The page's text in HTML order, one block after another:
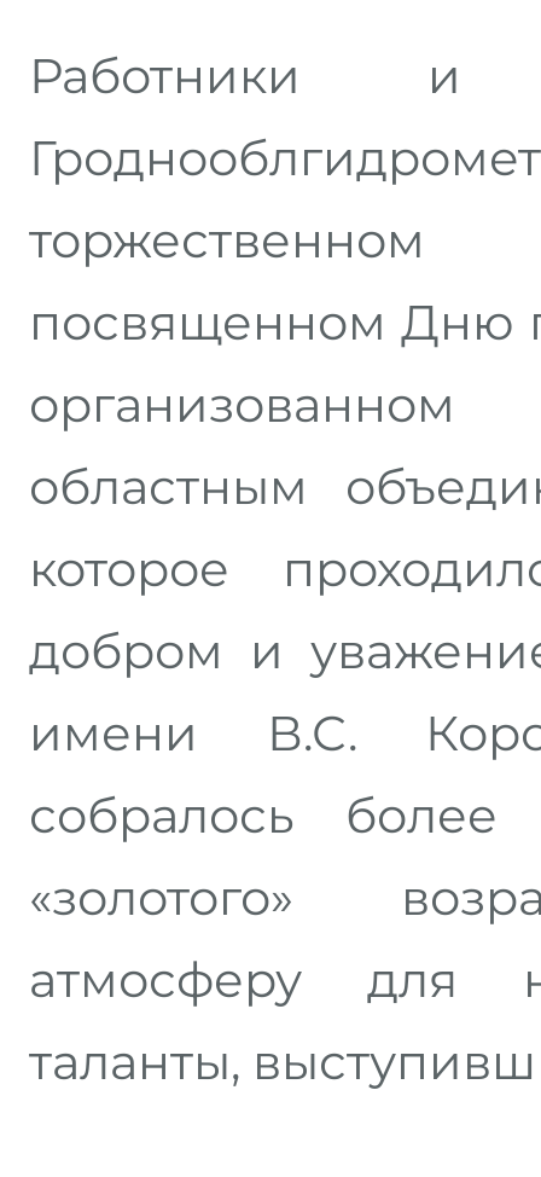
Работники и
посвященном Дню
областным
которое
добром и
имени В.С.
собралось более
«золотого»
атмосферу для
таланты,